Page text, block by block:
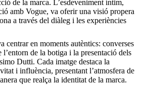
de la marca. L’esdeveniment íntim,
amb Vogue, va oferir una visió propera
a través del diàleg i les experiències
centrar en moments autèntics: converses
l’entorn de la botiga i la presentació dels
Dutti. Cada imatge destaca la
i influència, presentant l’atmosfera de
que realça la identitat de la marca.